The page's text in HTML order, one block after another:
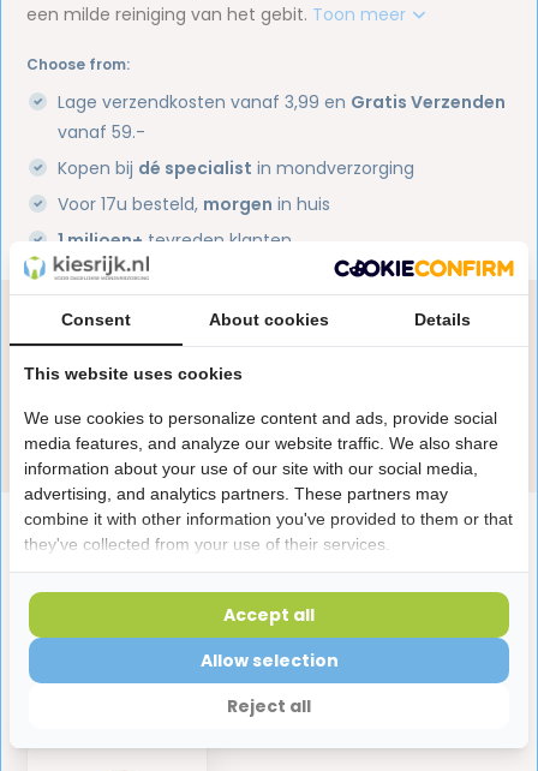
een milde reiniging van het gebit. Toon meer
Choose from:
Lage verzendkosten vanaf 3,99 en Gratis Verzenden
vanaf 59.-
Kopen bij dé specialist in mondverzorging
Voor 17u besteld, morgen in huis
1 miljoen+ tevreden klanten
Productomschrijving
Reviews
Heb je een vraag over dit product?
in de chat of stuur een e-mail.
Stuur e-mail
Laatst bekeken producten
Consent About cookies Details
This website uses cookies
We use cookies to personalize content and ads, provide social
media features, and analyze our website traffic. We also share
information about your use of our site with our social media,
advertising, and analytics partners. These partners may
combine it with other information you've provided to them or that
they've collected from your use of their services.
Reject all
Allow selection
Accept all